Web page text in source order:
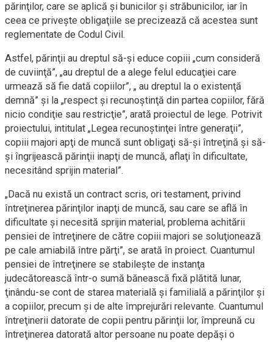
părinţilor, care se aplică şi bunicilor şi străbunicilor, iar în
ceea ce priveşte obligaţiile se precizează că acestea sunt
reglementate de Codul Civil.
Astfel, părinţii au dreptul să-şi educe copiii „cum consideră
de cuviinţă”, „au dreptul de a alege felul educaţiei care
urmează să fie dată copiilor”, „ au dreptul la o existenţă
demnă” şi la „respect şi recunoştinţă din partea copiilor, fără
nicio condiţie sau restricţie”, arată proiectul de lege. Potrivit
proiectului, intitulat „Legea recunoştinţei între generaţii”,
copiii majori apţi de muncă sunt obligaţi să-şi întreţină şi să-
şi îngrijească părinţii inapţi de muncă, aflaţi în dificultate,
necesitând sprijin material”.
„Dacă nu există un contract scris, ori testament, privind
întreţinerea părinţilor inapţi de muncă, sau care se află în
dificultate şi necesită sprijin material, problema achitării
pensiei de întreţinere de către copiii majori se soluţionează
pe cale amiabilă între părţi”, se arată în proiect. Cuantumul
pensiei de întreţinere se stabileşte de instanţa
judecătorească într-o sumă bănească fixă plătită lunar,
ţinându-se cont de starea materială şi familială a părinţilor şi
a copiilor, precum şi de alte împrejurări relevante. Cuantumul
întreţinerii datorate de copii pentru părinţii lor, împreună cu
întreţinerea datorată altor persoane nu poate depăşi o